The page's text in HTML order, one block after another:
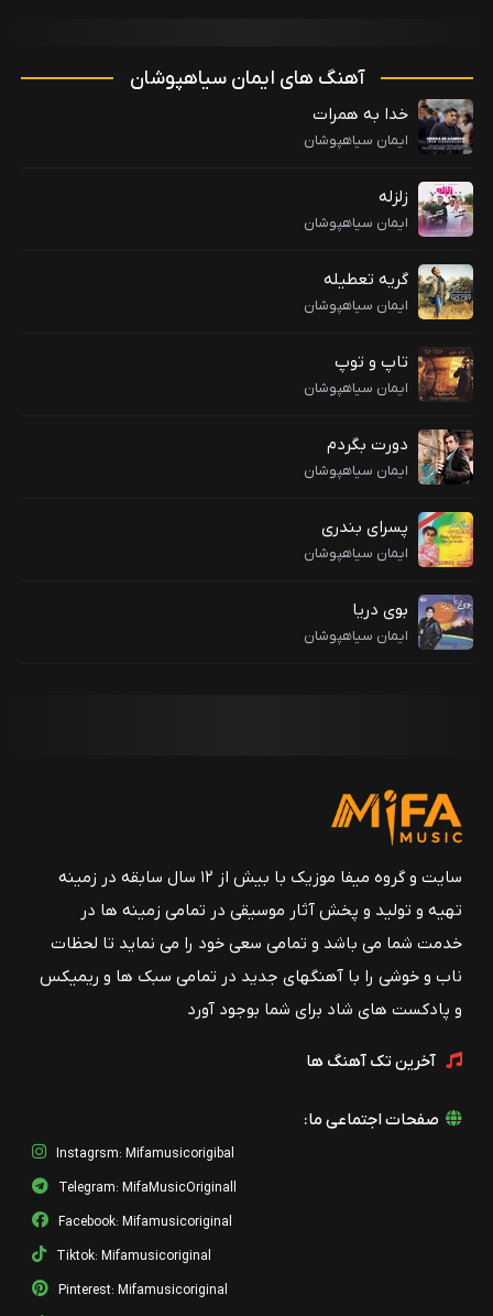
آهنگ های ایمان سیاهپوشان
خدا به همرات
ایمان سیاهپوشان
زلزله
ایمان سیاهپوشان
گریه تعطیله
ایمان سیاهپوشان
تاپ و توپ
ایمان سیاهپوشان
دورت بگردم
ایمان سیاهپوشان
پسرای بندری
ایمان سیاهپوشان
بوی دریا
ایمان سیاهپوشان
سایت و گروه میفا موزیک با بیش از ۱۲ سال سابقه در زمینه
تهیه و تولید و پخش آثار موسیقی در تمامی زمینه ها در
خدمت شما می باشد و تمامی سعی خود را می نماید تا لحظات
ناب و خوشی را با آهنگهای جدید در تمامی سبک ها و ریمیکس
و پادکست های شاد برای شما بوجود آورد
آخرین تک آهنگ ها
صفحات اجتماعی ما:
Instagrsm: Mifamusicorigibal
Telegram: MifaMusicOriginall
Facebook: Mifamusicoriginal
Tiktok: Mifamusicoriginal
Pinterest: Mifamusicoriginal